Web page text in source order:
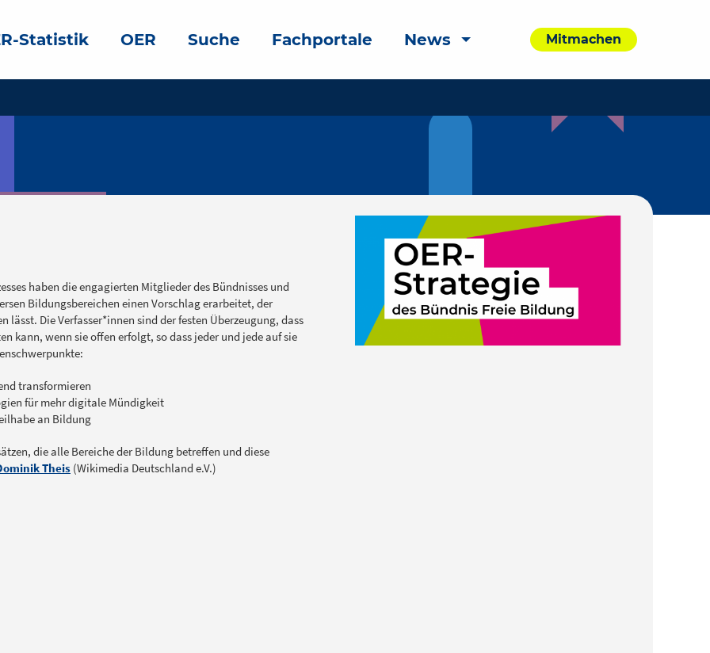
Statistik OER Suche Fachportale News Mitmachen
haben die engagierten Mitglieder des Bündnisses und
Bildungsbereichen einen Vorschlag erarbeitet, der
Die Verfasser*innen sind der festen Überzeugung, dass
kann, wenn sie offen erfolgt, so dass jeder und jede auf sie
transformieren
für mehr digitale Mündigkeit
an Bildung
die alle Bereiche der Bildung betreffen und diese
Theis (Wikimedia Deutschland e.V.)